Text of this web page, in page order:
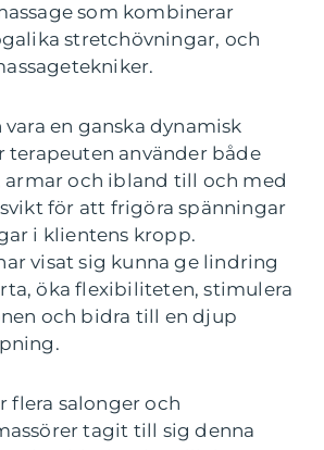
som kombinerar
stretchövningar, och
vara en ganska dynamisk
terapeuten använder både
armar och ibland till och med
för att frigöra spänningar
i klientens kropp.
visat sig kunna ge lindring
öka flexibiliteten, stimulera
och bidra till en djup
flera salonger och
tagit till sig denna